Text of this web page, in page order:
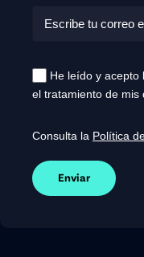
He leído y acepto
el tratamiento de mis
Consulta la Política
Enviar